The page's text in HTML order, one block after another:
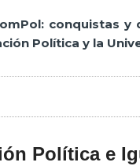
conquistas
Política y la
Política e